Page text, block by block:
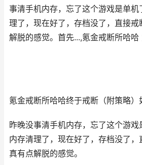
事清手机内存，忘了这个游戏是单
理了，现在好了，存档没了，直接戒
解脱的感觉。首先...,氪金戒断所哈哈
氪金戒断所哈哈终于戒断（附策略）
昨晚没事清手机内存，忘了这个游
内存清理了，现在好了，存档没了
真有点解脱的感觉。